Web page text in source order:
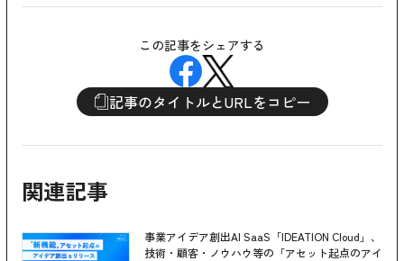
この記事をシェアする
記事のタイトルとURLをコピー
関連記事
事業アイデア創出AI SaaS「IDEATION Cloud」、
技術・顧客・ノウハウ等の「アセット起点のアイ